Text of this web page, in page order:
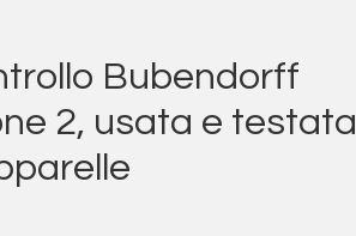
Bubendorff
2, usata e testata |